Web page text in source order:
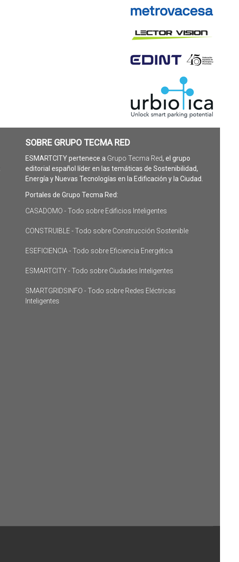
SOBRE GRUPO TECMA RED
ESMARTCITY pertenece a Grupo Tecma Red, el grupo
editorial español líder en las temáticas de Sostenibilidad,
Energía y Nuevas Tecnologías en la Edificación y la Ciudad.
Portales de Grupo Tecma Red:
CASADOMO - Todo sobre Edificios Inteligentes
CONSTRUIBLE - Todo sobre Construcción Sostenible
ESEFICIENCIA - Todo sobre Eficiencia Energética
ESMARTCITY - Todo sobre Ciudades Inteligentes
SMARTGRIDSINFO - Todo sobre Redes Eléctricas
Inteligentes